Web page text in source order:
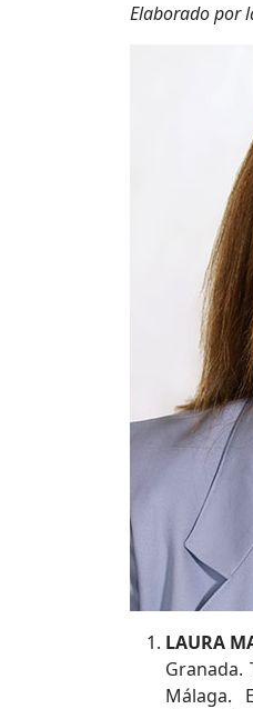
Elaborado por
LAURA
Granada.
Málaga.